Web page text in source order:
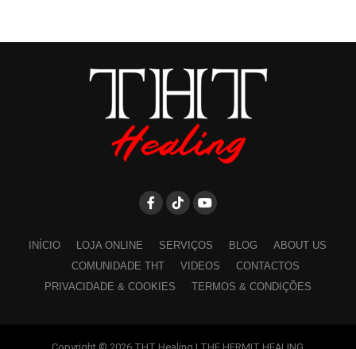
INÍCIO LOJA ONLINE SERVIÇOS BLOG
ABOUT US
COMUNIDADE THT
VIDEOS
CONTACTOS
PRIVACIDADE & COOKIES
TERMOS & CONDIÇÕES